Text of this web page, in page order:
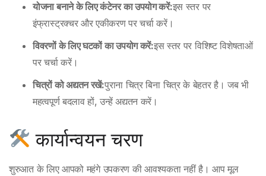
योजना बनाने के लिए कंटेनर का उपयोग करें:इस स्तर पर
इंफ्रास्ट्रक्चर और एकीकरण पर चर्चा करें।
विवरणों के लिए घटकों का उपयोग करें:इस स्तर पर विशिष्ट विशेषताओं
पर चर्चा करें।
चित्रों को अद्यतन रखें:पुराना चित्र बिना चित्र के बेहतर है। जब भी
महत्वपूर्ण बदलाव हों, उन्हें अद्यतन करें।
कार्यान्वयन चरण
शुरुआत के लिए आपको महंगे उपकरण की आवश्यकता नहीं है। आप मूल